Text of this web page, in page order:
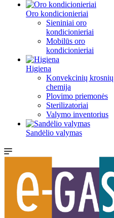
Oro kondicionieriai
Sieniniai oro
kondicionieriai
Mobilūs oro
kondicionieriai
Higiena
Konvekcinių krosnių
chemija
Plovimo priemonės
Sterilizatoriai
Valymo inventorius
Sandėlio valymas